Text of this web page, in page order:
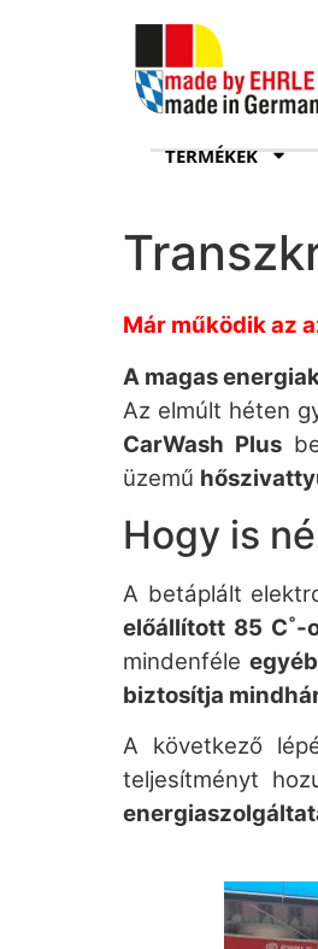
TERMÉKEK
Már működik az
A magas
Az elmúlt héten
CarWash Plus
üzemű
Hogy is
A betáplált
előállított 85 C˚-
mindenféle
biztosítja
A következő
teljesítményt